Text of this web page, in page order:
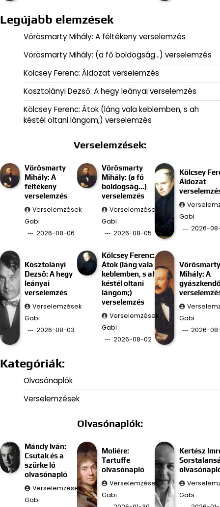
Legújabb elemzések
Vörösmarty Mihály: A féltékeny verselemzés
Vörösmarty Mihály: (a fő boldogság…) verselemzés
Kölcsey Ferenc: Áldozat verselemzés
Kosztolányi Dezső: A hegy leányai verselemzés
Kölcsey Ferenc: Átok (láng vala keblemben, s ah
késtél oltani lángom;) verselemzés
Verselemzések:
Vörösmarty
Mihály: A
féltékeny
verselemzés
Verselemzések
Gabi
2026-08-06
Vörösmarty
Mihály: (a fő
boldogság…)
verselemzés
Verselemzések
Gabi
2026-08-05
Kölcsey
Áldozat
Gabi
2026-
Kosztolányi
Dezső: A hegy
leányai
verselemzés
Verselemzések
Gabi
2026-08-03
Kölcsey Ferenc:
Átok (láng vala
keblemben, s ah
késtél oltani
lángom;)
verselemzés
Verselemzések
Gabi
2026-08-02
Vörösmarty
Mihály: A
Gabi
2026-
Kategóriák:
Olvasónaplók
Verselemzések
Olvasónaplók:
Mándy Iván:
Csutak és a
szürke ló
olvasónapló
Verselemzések
Gabi
Moliére:
Tartuffe
olvasónapló
Verselemzések
Gabi
Kertész
Gabi